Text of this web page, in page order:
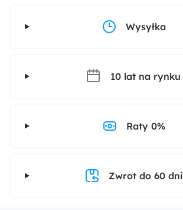
Wysyłka
10 lat na rynku
Raty 0%
Zwrot do 60 dni